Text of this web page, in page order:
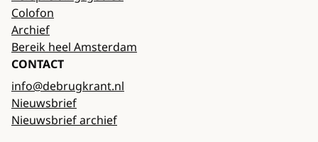
Colofon
Archief
Bereik heel Amsterdam
CONTACT
info@debrugkrant.nl
Nieuwsbrief
Nieuwsbrief archief